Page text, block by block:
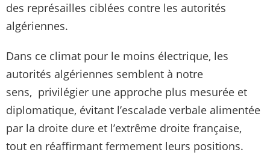
des représailles ciblées contre les autorités
algériennes.
Dans ce climat pour le moins électrique, les
autorités algériennes semblent à notre
sens, privilégier une approche plus mesurée et
diplomatique, évitant l’escalade verbale alimentée
par la droite dure et l’extrême droite française,
tout en réaffirmant fermement leurs positions.